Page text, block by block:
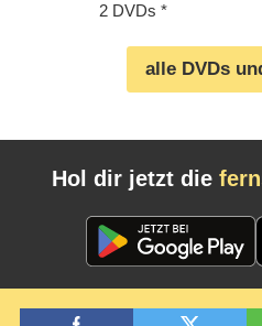
2 DVDs
alle DVDs
Hol dir jetzt die